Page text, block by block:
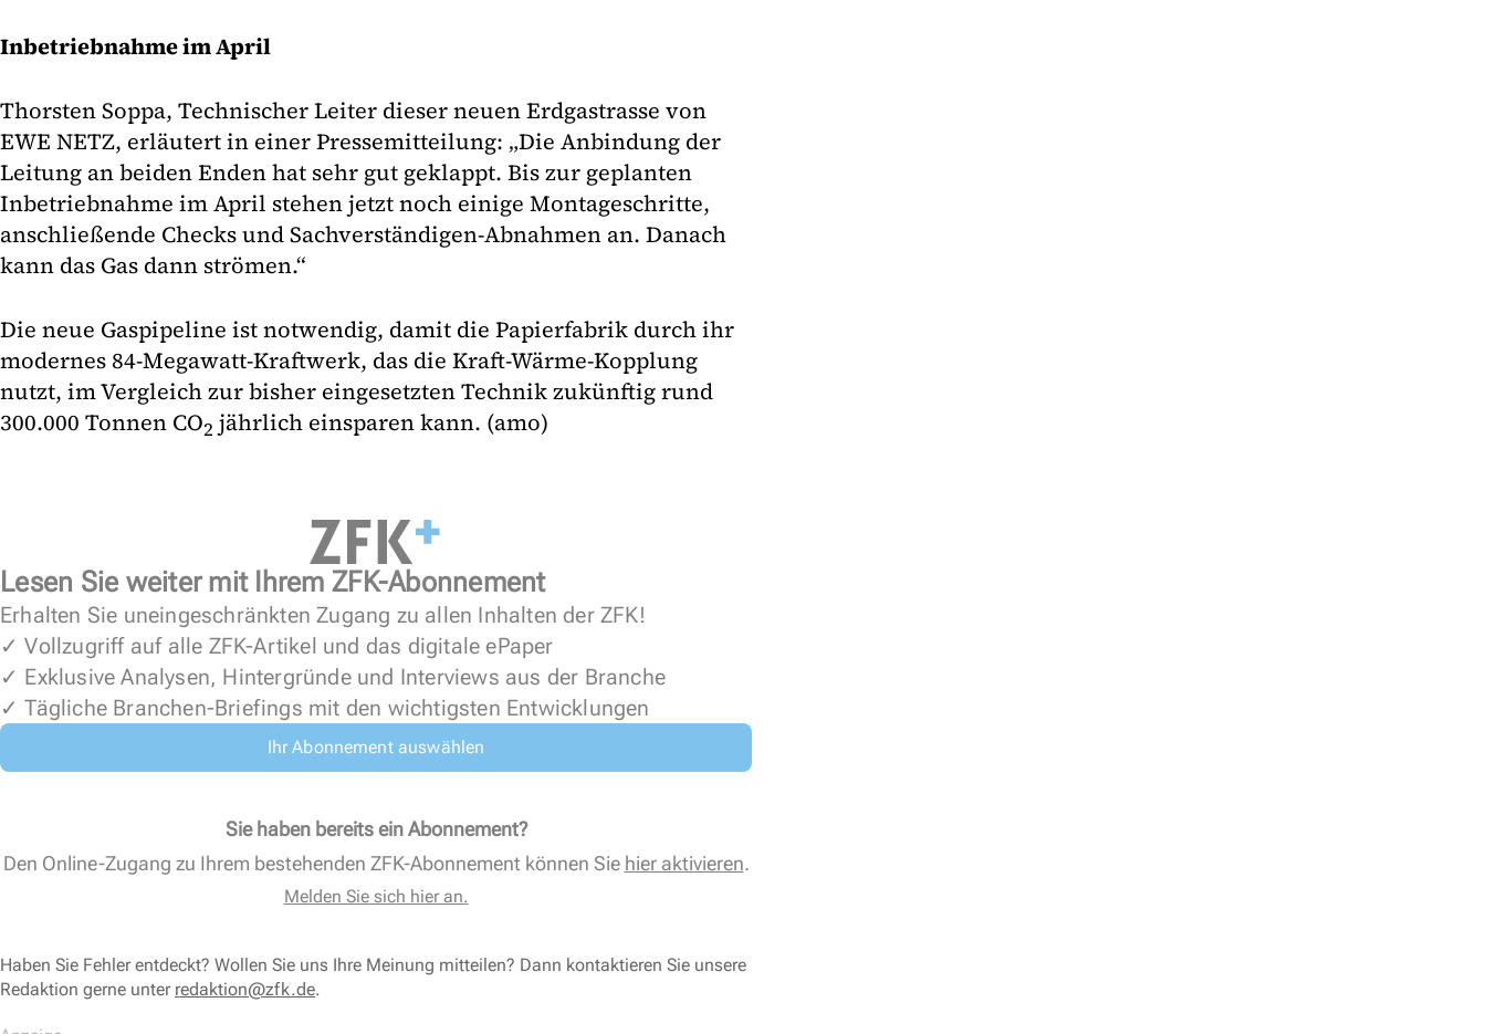
Inbetriebnahme im April
Thorsten Soppa, Technischer Leiter dieser neuen Erdgastrasse von
EWE NETZ, erläutert in einer Pressemitteilung: „Die Anbindung der
Leitung an beiden Enden hat sehr gut geklappt. Bis zur geplanten
Inbetriebnahme im April stehen jetzt noch einige Montageschritte,
anschließende Checks und Sachverständigen-Abnahmen an. Danach
kann das Gas dann strömen.“
Die neue Gaspipeline ist notwendig, damit die Papierfabrik durch ihr
modernes 84-Megawatt-Kraftwerk, das die Kraft-Wärme-Kopplung
nutzt, im Vergleich zur bisher eingesetzten Technik zukünftig rund
300.000 Tonnen CO2 jährlich einsparen kann. (amo)
Lesen Sie weiter mit Ihrem ZFK-Abonnement
Erhalten Sie uneingeschränkten Zugang zu allen Inhalten der ZFK!
✓ Vollzugriff auf alle ZFK-Artikel und das digitale ePaper
✓ Exklusive Analysen, Hintergründe und Interviews aus der Branche
✓ Tägliche Branchen-Briefings mit den wichtigsten Entwicklungen
Ihr Abonnement auswählen
Sie haben bereits ein Abonnement?
Den Online-Zugang zu Ihrem bestehenden ZFK-Abonnement können Sie hier aktivieren.
Melden Sie sich hier an.
Haben Sie Fehler entdeckt? Wollen Sie uns Ihre Meinung mitteilen? Dann kontaktieren Sie unsere
Redaktion gerne unter redaktion@zfk.de.